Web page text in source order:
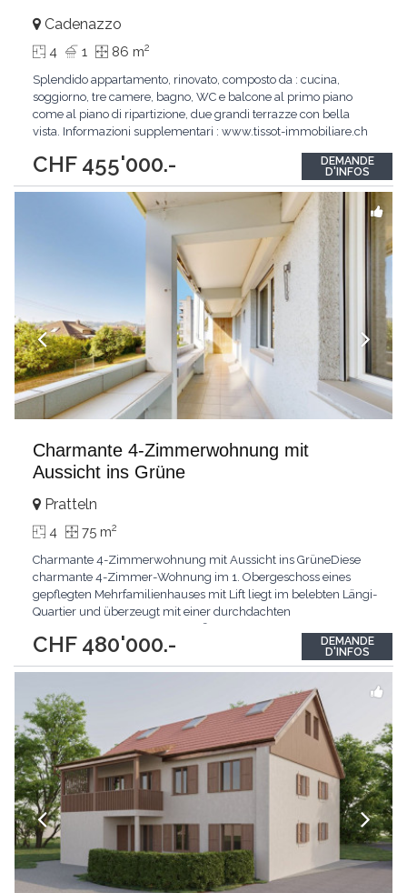
CHF 455'000.-
Cadenazzo
4 1 86 m2
Splendido appartamento, rinovato, composto da : cucina,
soggiorno, tre camere, bagno, WC e balcone al primo piano
come al piano di ripartizione, due grandi terrazze con bella
vista. Informazioni supplementari : www.tissot-immobiliare.ch
Wohnzimmer, drei Schlafzimmer, Bad, WC und Balkon im
ersten Stock als auf dem Boden der Aufschlüsselung,...
DEMANDE
D'INFOS
Charmante 4-Zimmerwohnung mit
Aussicht ins Grüne
CHF 480'000.-
Pratteln
4 75 m2
Charmante 4-Zimmerwohnung mit Aussicht ins GrüneDiese
charmante 4-Zimmer-Wohnung im 1. Obergeschoss eines
gepflegten Mehrfamilienhauses mit Lift liegt im belebten Längi-
Quartier und überzeugt mit einer durchdachten
grosszügiger Wohn- und Essbereich mit Zugang zum sonnigen
Balkon und Blick auf der gepflegten Gartenanlage. Die separate
DEMANDE
D'INFOS